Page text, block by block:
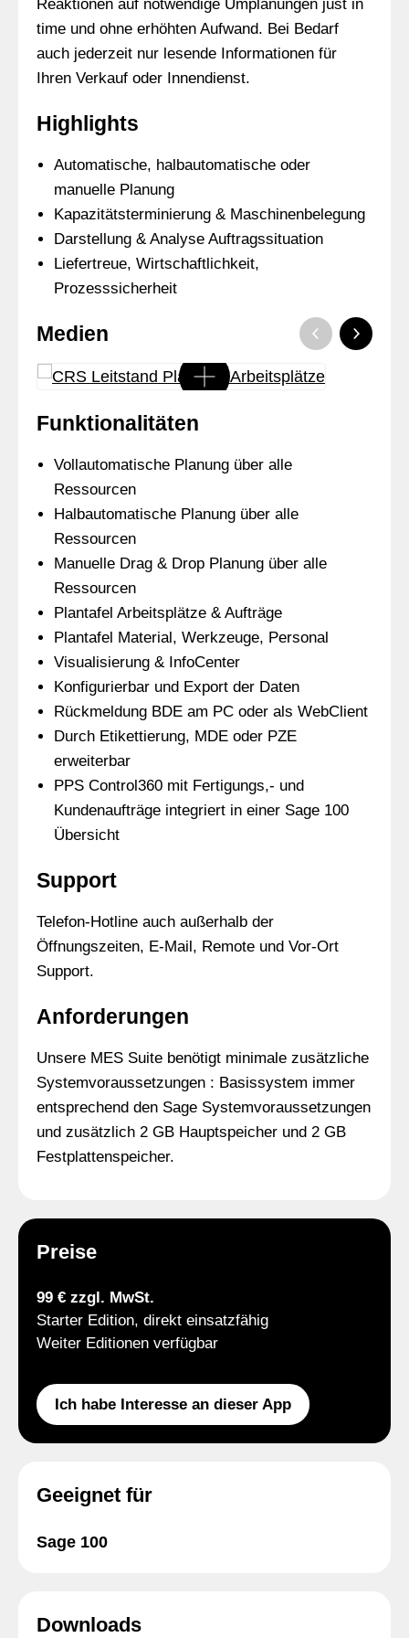
Reaktionen auf notwendige Umplanungen just in
time und ohne erhöhten Aufwand. Bei Bedarf
auch jederzeit nur lesende Informationen für
Ihren Verkauf oder Innendienst.
Highlights
Automatische, halbautomatische oder
manuelle Planung
Kapazitätsterminierung & Maschinenbelegung
Darstellung & Analyse Auftragssituation
Liefertreue, Wirtschaftlichkeit,
Prozesssicherheit
Medien
Funktionalitäten
Vollautomatische Planung über alle
Ressourcen
Halbautomatische Planung über alle
Ressourcen
Manuelle Drag & Drop Planung über alle
Ressourcen
Plantafel Arbeitsplätze & Aufträge
Plantafel Material, Werkzeuge, Personal
Visualisierung & InfoCenter
Konfigurierbar und Export der Daten
Rückmeldung BDE am PC oder als WebClient
Durch Etikettierung, MDE oder PZE
erweiterbar
PPS Control360 mit Fertigungs,- und
Kundenaufträge integriert in einer Sage 100
Übersicht
Support
Telefon-Hotline auch außerhalb der
Öffnungszeiten, E-Mail, Remote und Vor-Ort
Support.
Anforderungen
Unsere MES Suite benötigt minimale zusätzliche
Systemvoraussetzungen : Basissystem immer
entsprechend den Sage Systemvoraussetzungen
und zusätzlich 2 GB Hauptspeicher und 2 GB
Festplattenspeicher.
Preise
99 € zzgl. MwSt.
Starter Edition, direkt einsatzfähig
Weiter Editionen verfügbar
Ich habe Interesse an dieser App
Geeignet für
Sage 100
Downloads